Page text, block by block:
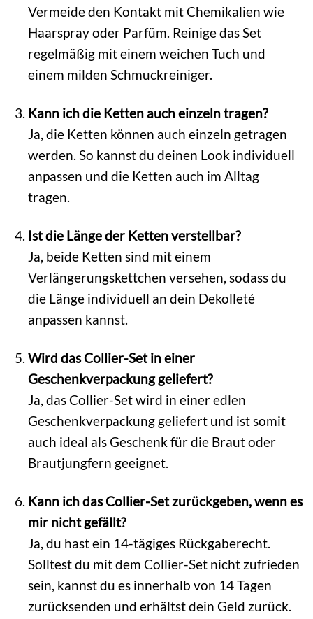
Vermeide den Kontakt mit Chemikalien wie
Haarspray oder Parfüm. Reinige das Set
regelmäßig mit einem weichen Tuch und
einem milden Schmuckreiniger.
Kann ich die Ketten auch einzeln tragen?
Ja, die Ketten können auch einzeln getragen
werden. So kannst du deinen Look individuell
anpassen und die Ketten auch im Alltag
tragen.
Ist die Länge der Ketten verstellbar?
Ja, beide Ketten sind mit einem
Verlängerungskettchen versehen, sodass du
die Länge individuell an dein Dekolleté
anpassen kannst.
Wird das Collier-Set in einer
Geschenkverpackung geliefert?
Ja, das Collier-Set wird in einer edlen
Geschenkverpackung geliefert und ist somit
auch ideal als Geschenk für die Braut oder
Brautjungfern geeignet.
Kann ich das Collier-Set zurückgeben, wenn es
mir nicht gefällt?
Ja, du hast ein 14-tägiges Rückgaberecht.
Solltest du mit dem Collier-Set nicht zufrieden
sein, kannst du es innerhalb von 14 Tagen
zurücksenden und erhältst dein Geld zurück.